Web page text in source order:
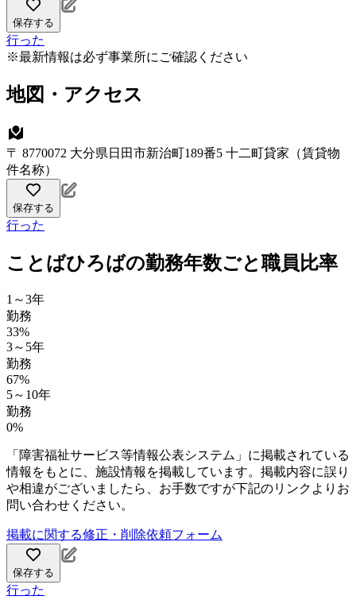
保存する
行った
※最新情報は必ず事業所にご確認ください
地図・アクセス
〒 8770072 大分県日田市新治町189番5 十二町貸家（賃貸物
件名称）
保存する
行った
ことばひろばの勤務年数ごと職員比率
1～3年
勤務
33%
3～5年
勤務
67%
5～10年
勤務
0%
「障害福祉サービス等情報公表システム」に掲載されている
情報をもとに、施設情報を掲載しています。掲載内容に誤り
や相違がございましたら、お手数ですが下記のリンクよりお
問い合わせください。
掲載に関する修正・削除依頼フォーム
保存する
行った